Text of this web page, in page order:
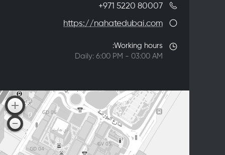
+971 5220 80007
https://nahatedubai.com
Working hours:
Daily: 6:00 PM - 03:00 AM